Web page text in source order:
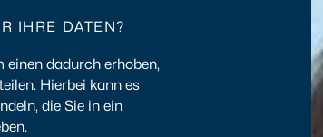
IHRE DATEN?
einen dadurch erhoben,
Hierbei kann es
die Sie in ein